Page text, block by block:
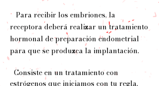
Para recibir los embriones, la
receptora deberá realizar un tratamiento
hormonal de preparación endometrial
para que se produzca la implantación.
Consiste en un tratamiento con
estrógenos que iniciamos con tu regla.